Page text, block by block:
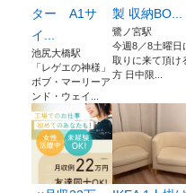
ター A1サ
イ...
池尻大橋駅
「レゲエの神様」
ボブ・マーリーア
ンド・ウェイ...
製 収納BO...
鷺ノ宮駅
今週8／8土曜日
取りに来て頂け
方 日中限...